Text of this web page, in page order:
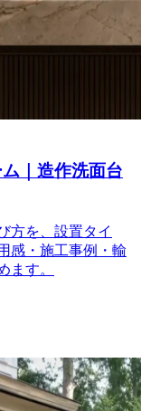
｜造作洗面台
方を、設置タイ
感・施工事例・輸
ます。